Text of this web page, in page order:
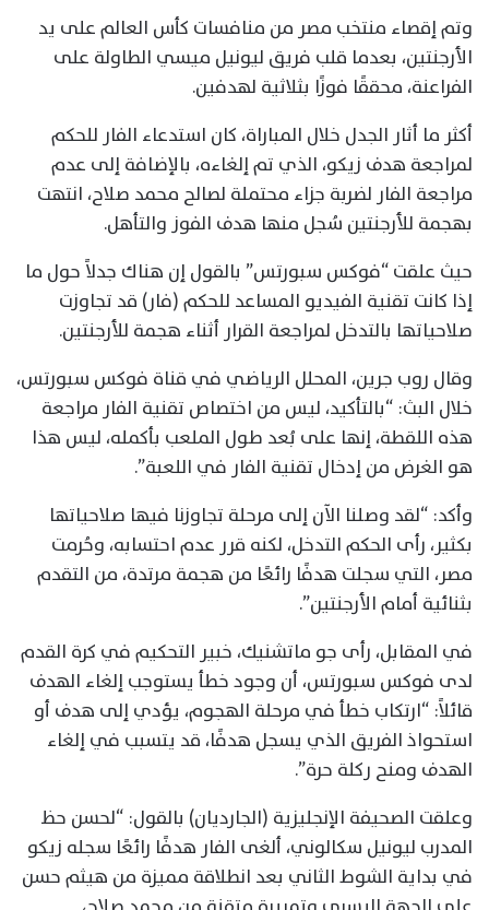
وتم إقصاء منتخب مصر من منافسات كأس العالم على يد
الأرجنتين، بعدما قلب فريق ليونيل ميسي الطاولة على
الفراعنة، محققًا فوزًا بثلاثية لهدفين.
أكثر ما أثار الجدل خلال المباراة، كان استدعاء الفار للحكم
لمراجعة هدف زيكو، الذي تم إلغاءه، بالإضافة إلى عدم
مراجعة الفار لضربة جزاء محتملة لصالح محمد صلاح، انتهت
بهجمة للأرجنتين سُجل منها هدف الفوز والتأهل.
حيث علقت “فوكس سبورتس” بالقول إن هناك جدلاً حول ما
إذا كانت تقنية الفيديو المساعد للحكم (فار) قد تجاوزت
صلاحياتها بالتدخل لمراجعة القرار أثناء هجمة للأرجنتين.
وقال روب جرين، المحلل الرياضي في قناة فوكس سبورتس،
خلال البث: “بالتأكيد، ليس من اختصاص تقنية الفار مراجعة
هذه اللقطة، إنها على بُعد طول الملعب بأكمله، ليس هذا
هو الغرض من إدخال تقنية الفار في اللعبة”.
وأكد: “لقد وصلنا الآن إلى مرحلة تجاوزنا فيها صلاحياتها
بكثير، رأى الحكم التدخل، لكنه قرر عدم احتسابه، وحُرمت
مصر، التي سجلت هدفًا رائعًا من هجمة مرتدة، من التقدم
بثنائية أمام الأرجنتين”.
في المقابل، رأى جو ماتشنيك، خبير التحكيم في كرة القدم
لدى فوكس سبورتس، أن وجود خطأ يستوجب إلغاء الهدف
قائلاً: “ارتكاب خطأ في مرحلة الهجوم، يؤدي إلى هدف أو
استحواذ الفريق الذي يسجل هدفًا، قد يتسبب في إلغاء
الهدف ومنح ركلة حرة”.
وعلقت الصحيفة الإنجليزية (الجارديان) بالقول: “لحسن حظ
المدرب ليونيل سكالوني، ألغى الفار هدفًا رائعًا سجله زيكو
في بداية الشوط الثاني بعد انطلاقة مميزة من هيثم حسن